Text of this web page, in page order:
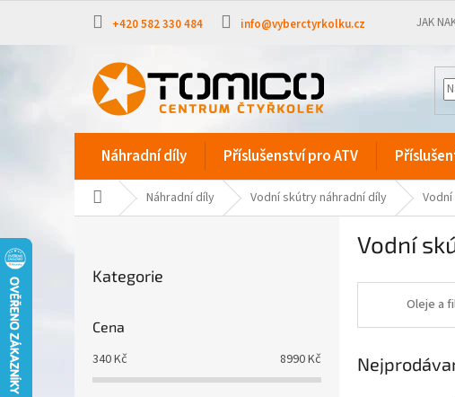
obsah
+420 582 330 484 info@vyberctyrkolku.cz JAK
Náhradní díly Příslušenství pro ATV
Domů Náhradní díly Vodní skútry náhradní díly
kategorie
Kategorie
Cena
340Kč 8990Kč
Vodní
Oleje a